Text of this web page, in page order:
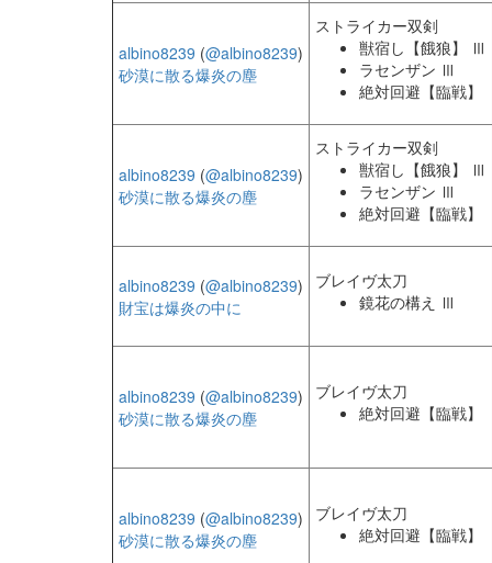
albino8239 (@albino8239)
砂漠に散る爆炎の塵
ストライカー双剣
獣宿し【餓狼】 Ⅲ
ラセンザン Ⅲ
絶対回避【臨戦】
albino8239 (@albino8239)
砂漠に散る爆炎の塵
ストライカー双剣
獣宿し【餓狼】 Ⅲ
ラセンザン Ⅲ
絶対回避【臨戦】
albino8239 (@albino8239)
財宝は爆炎の中に
ブレイヴ太刀
鏡花の構え Ⅲ
albino8239 (@albino8239)
砂漠に散る爆炎の塵
ブレイヴ太刀
絶対回避【臨戦】
albino8239 (@albino8239)
砂漠に散る爆炎の塵
ブレイヴ太刀
絶対回避【臨戦】